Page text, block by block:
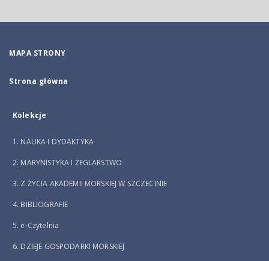
MAPA STRONY
Strona główna
Kolekcje
1. NAUKA I DYDAKTYKA
2. MARYNISTYKA I ŻEGLARSTWO
3. Z ŻYCIA AKADEMII MORSKIEJ W SZCZECINIE
4. BIBLIOGRAFIE
5. e-Czytelnia
6. DZIEJE GOSPODARKI MORSKIEJ